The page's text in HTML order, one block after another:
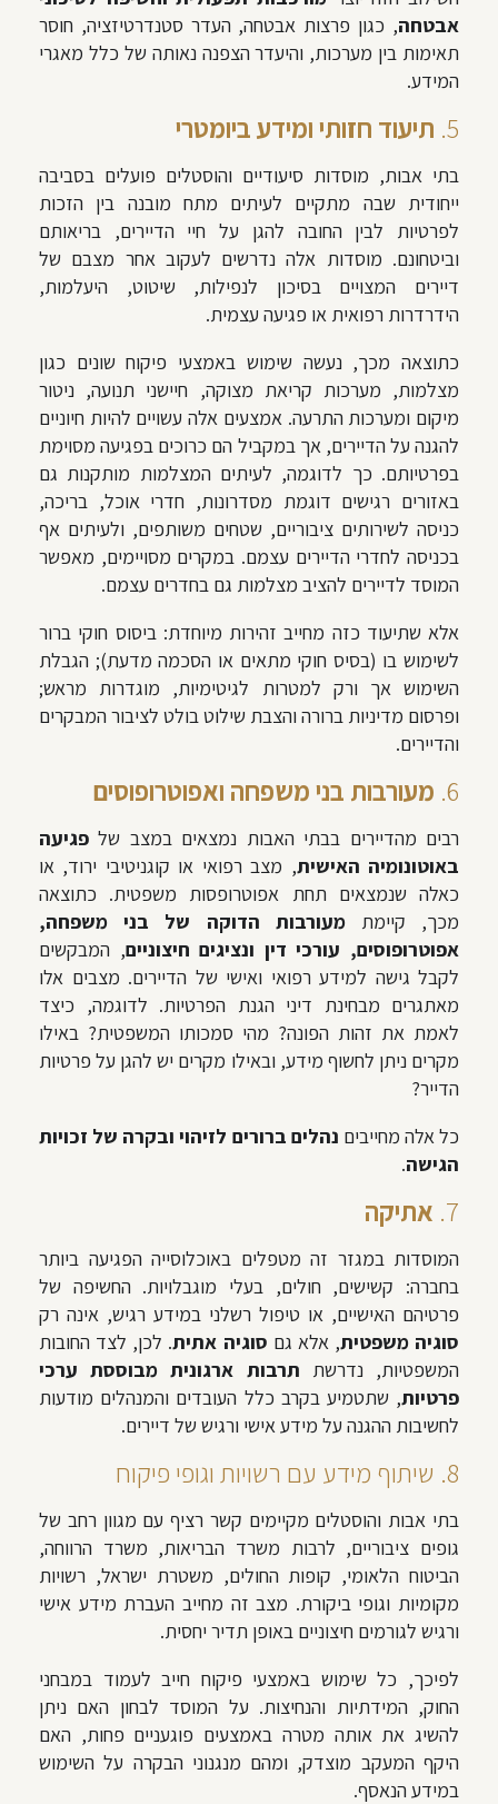
אבטחה, כגון פרצות אבטחה, העדר סטנדרטיזציה, חוסר
תאימות בין מערכות, והיעדר הצפנה נאותה של כלל מאגרי
המידע.
5. תיעוד חזותי ומידע ביומטרי
בתי אבות, מוסדות סיעודיים והוסטלים פועלים בסביבה
ייחודית שבה מתקיים לעיתים מתח מובנה בין הזכות
לפרטיות לבין החובה להגן על חיי הדיירים, בריאותם
וביטחונם. מוסדות אלה נדרשים לעקוב אחר מצבם של
דיירים המצויים בסיכון לנפילות, שיטוט, היעלמות,
הידרדרות רפואית או פגיעה עצמית.
כתוצאה מכך, נעשה שימוש באמצעי פיקוח שונים כגון
מצלמות, מערכות קריאת מצוקה, חיישני תנועה, ניטור
מיקום ומערכות התרעה. אמצעים אלה עשויים להיות חיוניים
להגנה על הדיירים, אך במקביל הם כרוכים בפגיעה מסוימת
בפרטיותם. כך לדוגמה, לעיתים המצלמות מותקנות גם
באזורים רגישים דוגמת מסדרונות, חדרי אוכל, בריכה,
כניסה לשירותים ציבוריים, שטחים משותפים, ולעיתים אף
בכניסה לחדרי הדיירים עצמם. במקרים מסויימים, מאפשר
המוסד לדיירים להציב מצלמות גם בחדרים עצמם.
אלא שתיעוד כזה מחייב זהירות מיוחדת: ביסוס חוקי ברור
לשימוש בו (בסיס חוקי מתאים או הסכמה מדעת); הגבלת
השימוש אך ורק למטרות לגיטימיות, מוגדרות מראש;
ופרסום מדיניות ברורה והצבת שילוט בולט לציבור המבקרים
והדיירים.
6. מעורבות בני משפחה ואפוטרופוסים
רבים מהדיירים בבתי האבות נמצאים במצב של פגיעה
באוטונומיה האישית, מצב רפואי או קוגניטיבי ירוד, או
כאלה שנמצאים תחת אפוטרופסות משפטית. כתוצאה
מכך, קיימתמעורבות הדוקה של בני משפחה,
אפוטרופוסים, עורכי דין ונציגים חיצוניים, המבקשים
לקבל גישה למידע רפואי ואישי של הדיירים. מצבים אלו
מאתגרים מבחינת דיני הגנת הפרטיות. לדוגמה, כיצד
לאמת את זהות הפונה? מהי סמכותו המשפטית? באילו
מקרים ניתן לחשוף מידע, ובאילו מקרים יש להגן על פרטיות
הדייר?
כל אלה מחייבים נהלים ברורים לזיהוי ובקרה של זכויות
הגישה.
7. אתיקה
המוסדות במגזר זה מטפלים באוכלוסייה הפגיעה ביותר
בחברה: קשישים, חולים, בעלי מוגבלויות. החשיפה של
פרטיהם האישיים, או טיפול רשלני במידע רגיש, אינה רק
סוגיה משפטית, אלא גם סוגיה אתית. לכן, לצד החובות
המשפטיות, נדרשת תרבות ארגונית מבוססת ערכי
פרטיות, שתטמיע בקרב כלל העובדים והמנהלים מודעות
לחשיבות ההגנה על מידע אישי ורגיש של דיירים.
8. שיתוף מידע עם רשויות וגופי פיקוח
בתי אבות והוסטלים מקיימים קשר רציף עם מגוון רחב של
גופים ציבוריים, לרבות משרד הבריאות, משרד הרווחה,
הביטוח הלאומי, קופות החולים, משטרת ישראל, רשויות
מקומיות וגופי ביקורת. מצב זה מחייב העברת מידע אישי
ורגיש לגורמים חיצוניים באופן תדיר יחסית.
לפיכך, כל שימוש באמצעי פיקוח חייב לעמוד במבחני
החוק, המידתיות והנחיצות. על המוסד לבחון האם ניתן
להשיג את אותה מטרה באמצעים פוגעניים פחות, האם
היקף המעקב מוצדק, ומהם מנגנוני הבקרה על השימוש
במידע הנאסף.